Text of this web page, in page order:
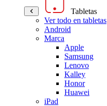
Tabletas
Ver todo en tabletas
Android
Marca
Apple
Samsung
Lenovo
Kalley
Honor
Huawei
iPad